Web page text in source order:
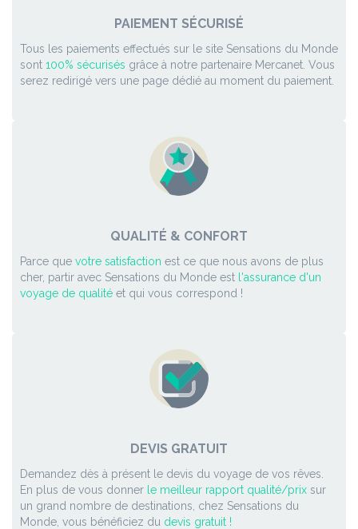
PAIEMENT SÉCURISÉ
Tous les paiements effectués sur le site Sensations du Monde
sont 100% sécurisés grâce à notre partenaire Mercanet. Vous
serez redirigé vers une page dédié au moment du paiement.
QUALITÉ & CONFORT
Parce que votre satisfaction est ce que nous avons de plus
cher, partir avec Sensations du Monde est l'assurance d'un
voyage de qualité et qui vous correspond !
DEVIS GRATUIT
Demandez dès à présent le devis du voyage de vos rêves.
En plus de vous donner le meilleur rapport qualité/prix sur
un grand nombre de destinations, chez Sensations du
Monde, vous bénéficiez du devis gratuit !